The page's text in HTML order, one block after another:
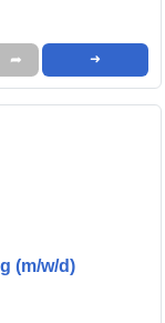
➦ ➜
(m/w/d)